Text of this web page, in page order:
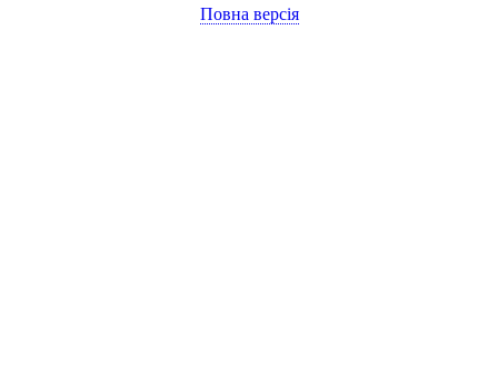
Повна версія